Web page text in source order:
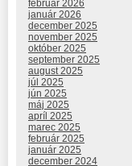
február 2026
január 2026
december 2025
november 2025
október 2025
september 2025
august 2025
júl 2025
jún 2025
máj 2025
apríl 2025
marec 2025
február 2025
január 2025
december 2024